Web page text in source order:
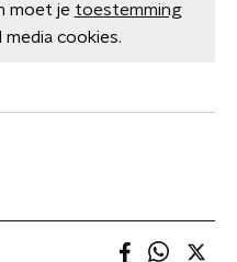
moet je toestemming
cookies.